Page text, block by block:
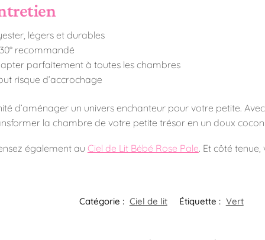
légers et durables
recommandé
parfaitement à toutes les chambres
risque d’accrochage
d’aménager un univers enchanteur pour votre petite.
la chambre de votre petite trésor en un doux
également au Ciel de Lit Bébé Rose Pale. Et côté
Catégorie : Ciel de lit Étiquette : Vert